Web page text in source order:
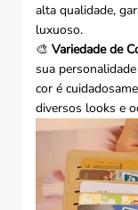
alta qualidade,
luxuoso.
🎨 Variedade de
sua
cor é
diversos looks e